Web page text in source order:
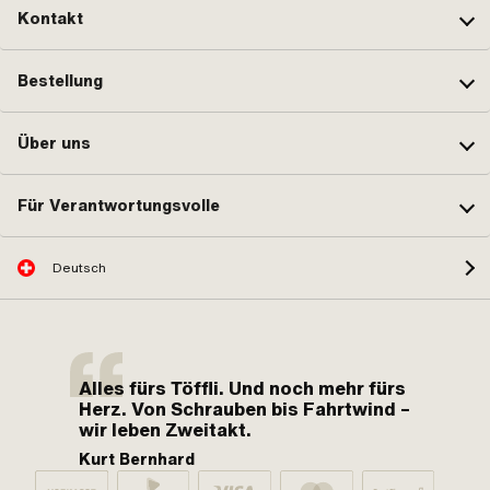
Kontakt
Bestellung
Über uns
Für Verantwortungsvolle
Deutsch
Alles fürs Töffli. Und noch mehr fürs
Herz. Von Schrauben bis Fahrtwind –
wir leben Zweitakt.
Kurt Bernhard